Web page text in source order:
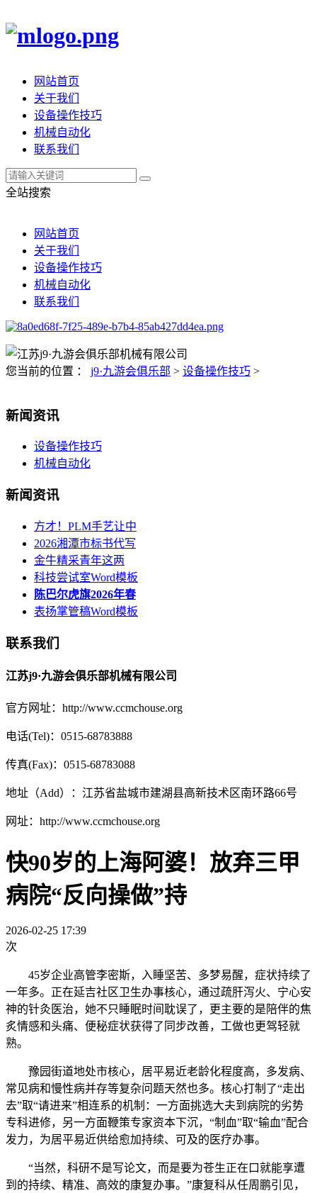
网站首页
关于我们
设备操作技巧
机械自动化
联系我们
全站搜索
网站首页
关于我们
设备操作技巧
机械自动化
联系我们
您当前的位置 ： j9·九游会俱乐部 > 设备操作技巧 >
新闻资讯
设备操作技巧
机械自动化
新闻资讯
方才！PLM手艺让中
2026湘潭市标书代写
金牛精采青年这两
科技尝试室Word模板
陈巴尔虎旗2026年春
表扬掌管稿Word模板
联系我们
江苏j9·九游会俱乐部机械有限公司
官方网址：http://www.ccmchouse.org
电话(Tel)：0515-68783888
传真(Fax)：0515-68783088
地址（Add）：江苏省盐城市建湖县高新技术区南环路66号
网址：http://www.ccmchouse.org
快90岁的上海阿婆！放弃三甲
病院“反向操做”持
2026-02-25 17:39
次
45岁企业高管李密斯，入睡坚苦、多梦易醒，症状持续了
一年多。正在延吉社区卫生办事核心，通过疏肝泻火、宁心安
神的针灸医治，她不只睡眠时间耽误了，更主要的是陪伴的焦
炙情感和头痛、便秘症状获得了同步改善，工做也更驾轻就
熟。
豫园街道地处市核心，居平易近老龄化程度高，多发病、
常见病和慢性病并存等复杂问题天然也多。核心打制了“走出
去”取“请进来”相连系的机制：一方面挑选大夫到病院的劣势
专科进修，另一方面鞭策专家资本下沉，“制血”取“输血”配合
发力，为居平易近供给愈加持续、可及的医疗办事。
“当然，科研不是写论文，而是要为苍生正在口就能享遭
到的持续、精准、高效的康复办事。”康复科从任周鹏引见，